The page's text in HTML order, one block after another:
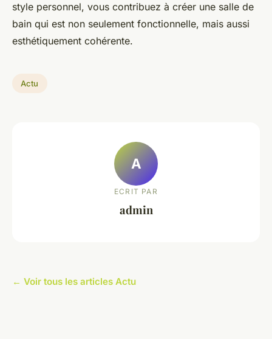
style personnel, vous contribuez à créer une salle de
bain qui est non seulement fonctionnelle, mais aussi
esthétiquement cohérente.
Actu
A
ECRIT PAR
admin
← Voir tous les articles Actu